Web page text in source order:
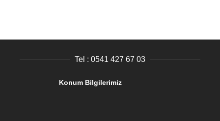
Tel : 0541 427 67 03
Konum Bilgilerimiz